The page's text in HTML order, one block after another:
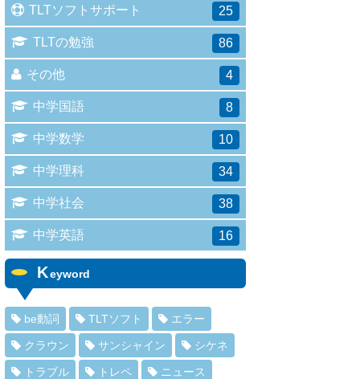
TLTソフトサポート 25
TLTの勉強 86
その他 4
中学国語 8
中学数学 10
中学理科 34
中学社会 38
中学英語 16
Keyword
be動詞 TLTソフト エラー
クラウン サンシャイン シケネ
トラブル トレペ ニュース